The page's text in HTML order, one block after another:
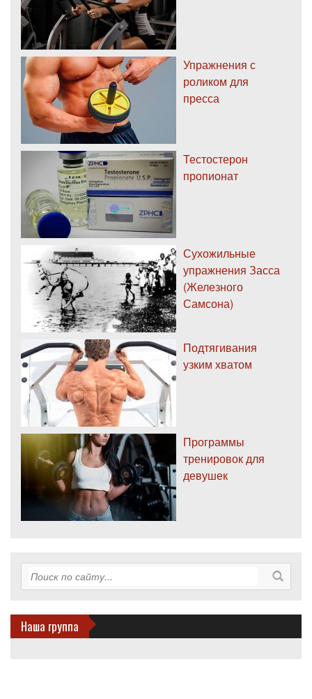
Упражнения с
роликом для
пресса
Тестостерон
пропионат
Сухожильные
упражнения Засса
(Железного
Самсона)
Подтягивания
узким хватом
Программы
тренировок для
девушек
Наша группа